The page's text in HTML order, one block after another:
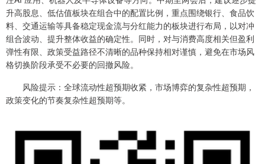
升高股息、低估值板块在组合中的配置比例，重点围绕银行、食品饮
料、交通运输等具备稳定现金流与分红能力的板块进行布局，以对冲
组合波动、提升整体收益的确定性。同时，对与消费高度相关但盈利
弹性有限、政策受益路径不清晰的品种保持相对谨慎，避免在市场风
格切换阶段承受不必要的回撤风险。
风险提示：全球流动性超预期收紧，市场博弈的复杂性超预期，
政策变化的节奏复杂性超预期等。